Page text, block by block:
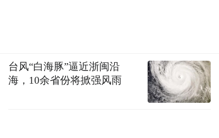
台风“白海豚”逼近浙闽沿
海，10余省份将掀强风雨